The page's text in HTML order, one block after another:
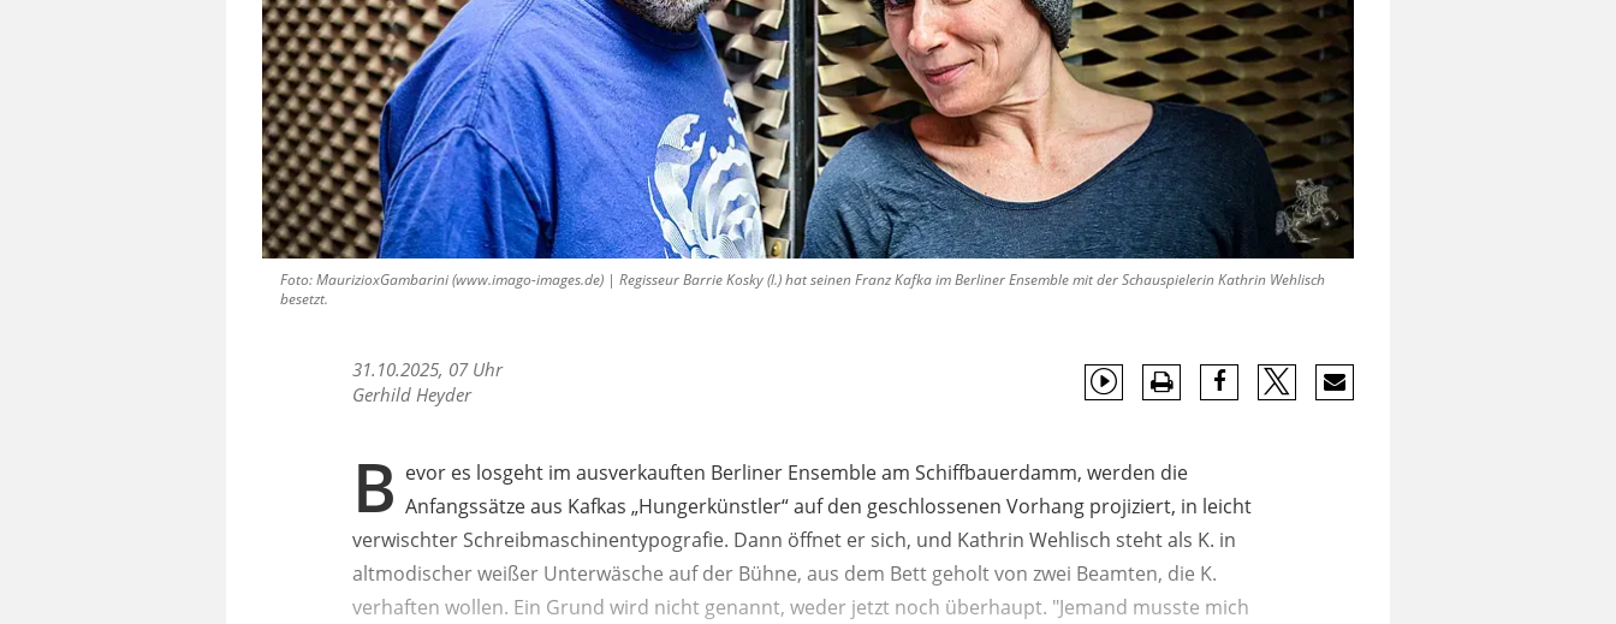
Foto: MaurizioxGambarini (www.imago-images.de) | Regisseur Barrie Kosky (l.) hat seinen Franz Kafka im Berliner Ensemble mit der Schauspielerin Kathrin Wehlisch
besetzt.
31.10.2025, 07 Uhr
Gerhild Heyder
B evor es losgeht im ausverkauften Berliner Ensemble am Schiffbauerdamm, werden die
Anfangssätze aus Kafkas „Hungerkünstler“ auf den geschlossenen Vorhang projiziert, in leicht
verwischter Schreibmaschinentypografie. Dann öffnet er sich, und Kathrin Wehlisch steht als K. in
altmodischer weißer Unterwäsche auf der Bühne, aus dem Bett geholt von zwei Beamten, die K.
verhaften wollen. Ein Grund wird nicht genannt, weder jetzt noch überhaupt. "Jemand musste mich